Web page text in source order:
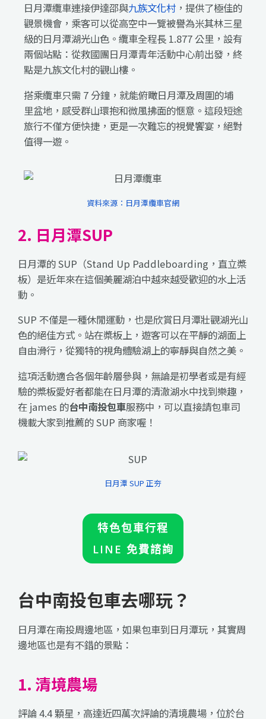
日月潭纜車連接伊達邵與九族文化村 ，提供了極佳的
觀景機會，乘客可以從高空中一覽被譽為米其林三星
級的日月潭湖光山色。纜車全程長 1.877 公里，設有
兩個站點：從救國團日月潭青年活動中心前出發，終
點是九族文化村的觀山樓。
搭乘纜車只需 7 分鐘，就能俯瞰日月潭及周圍的埔
里盆地，感受群山環抱和微風拂面的愜意。這段短途
旅行不僅方便快捷，更是一次難忘的視覺饗宴，絕對
值得一遊。
資料來源：日月潭纜車官網
2. 日月潭SUP
日月潭的 SUP（Stand Up Paddleboarding，直立槳
板）是近年來在這個美麗湖泊中越來越受歡迎的水上活
動。
SUP 不僅是一種休閒運動，也是欣賞日月潭壯觀湖光山
色的絕佳方式。站在槳板上，遊客可以在平靜的湖面上
自由滑行，從獨特的視角體驗湖上的寧靜與自然之美。
這項活動適合各個年齡層參與，無論是初學者或是有經
驗的槳板愛好者都能在日月潭的清澈湖水中找到樂趣，
在 james 的台中南投包車服務中，可以直接請包車司
機載大家到推薦的 SUP 商家喔！
日月潭 SUP 正夯
特色包車行程
LINE 免費諮詢
台中南投包車去哪玩？
日月潭在南投周邊地區，如果包車到日月潭玩，其實周
邊地區也是有不錯的景點：
1. 清境農場
評論 4.4 顆星，高達近四萬次評論的清境農場，位於台